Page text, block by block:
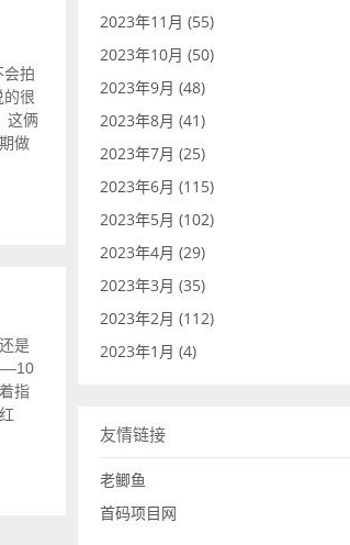
会拍
的很
这俩
做
是
指
2023年11月 (55)
2023年10月 (50)
2023年9月 (48)
2023年8月 (41)
2023年7月 (25)
2023年6月 (115)
2023年5月 (102)
2023年4月 (29)
2023年3月 (35)
2023年2月 (112)
2023年1月 (4)
友情链接
老鲫鱼
首码项目网